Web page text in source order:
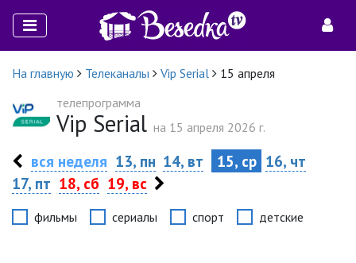
На главную Телеканалы Vip Serial
15 апреля
телепрограмма
Vip Serial на 15 апреля 2026 г.
вся неделя 13, пн 14, вт 15, ср 16, чт
17, пт 18, сб 19, вс
фильмы сериалы спорт детские